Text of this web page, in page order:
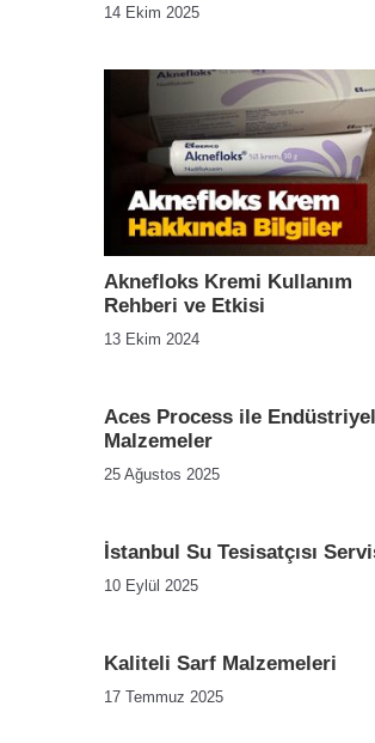
14 Ekim 2025
Aknefloks Kremi Kullanım
Rehberi ve Etkisi
13 Ekim 2024
Aces Process ile Endüstriyel
Malzemeler
25 Ağustos 2025
İstanbul Su Tesisatçısı
10 Eylül 2025
Kaliteli Sarf Malzemeleri
17 Temmuz 2025